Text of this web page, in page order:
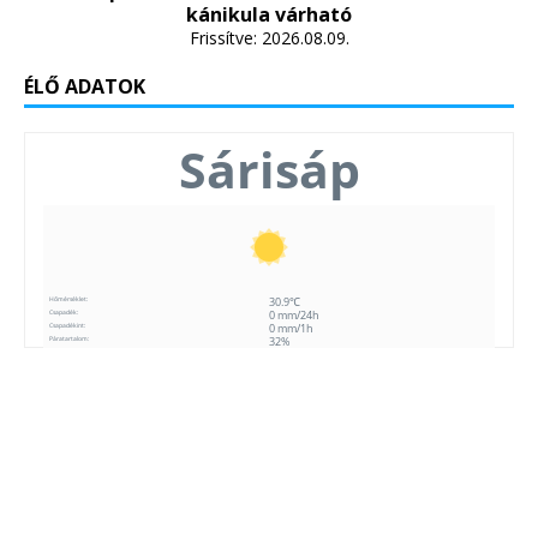
kánikula várható
Frissítve: 2026.08.09.
ÉLŐ ADATOK